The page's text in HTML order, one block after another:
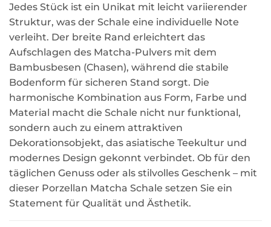
Jedes Stück ist ein Unikat mit leicht variierender
Struktur, was der Schale eine individuelle Note
verleiht. Der breite Rand erleichtert das
Aufschlagen des Matcha-Pulvers mit dem
Bambusbesen (Chasen), während die stabile
Bodenform für sicheren Stand sorgt. Die
harmonische Kombination aus Form, Farbe und
Material macht die Schale nicht nur funktional,
sondern auch zu einem attraktiven
Dekorationsobjekt, das asiatische Teekultur und
modernes Design gekonnt verbindet. Ob für den
täglichen Genuss oder als stilvolles Geschenk – mit
dieser Porzellan Matcha Schale setzen Sie ein
Statement für Qualität und Ästhetik.